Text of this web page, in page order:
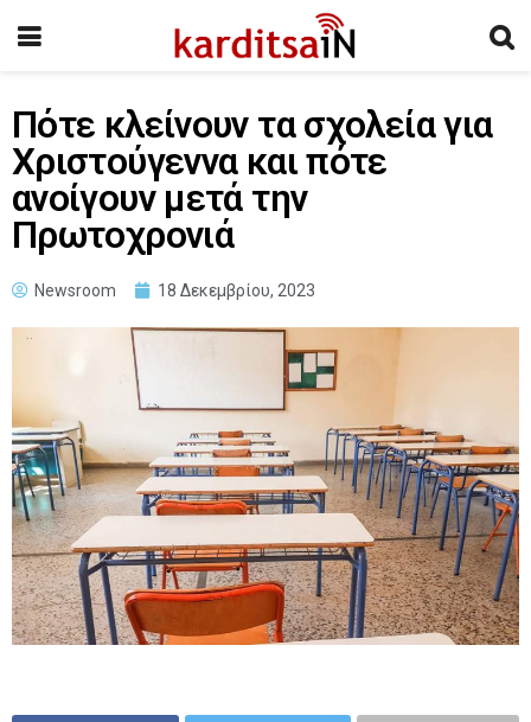
Πότε κλείνουν τα σχολεία για
Χριστούγεννα και πότε
ανοίγουν μετά την
Πρωτοχρονιά
Newsroom 18 Δεκεμβρίου, 2023